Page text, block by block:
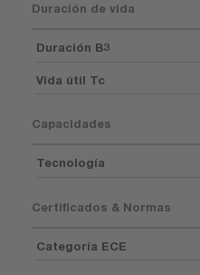
Duración de vida
Duración B3
Vida útil Tc
Capacidades
Tecnología
Certificados & Normas
Categoría ECE